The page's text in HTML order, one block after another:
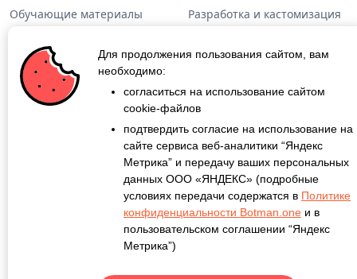
Обучающие материалы
Дополнительная
информация
Разработка и кастомизация
Все права защищены.
Для продолжения пользования сайтом, вам
необходимо:
согласиться на использование сайтом
cookie-файлов
подтвердить согласие на использование на
сайте сервиса веб-аналитики “Яндекс
Метрика” и передачу ваших персональных
данных ООО «ЯНДЕКС» (подробные
условиях передачи содержатся в Политике
конфиденциальности Botman.one и в
пользовательском соглашении “Яндекс
Метрика”)